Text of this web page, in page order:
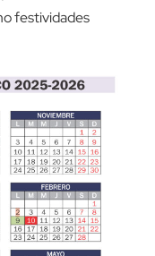
festividades